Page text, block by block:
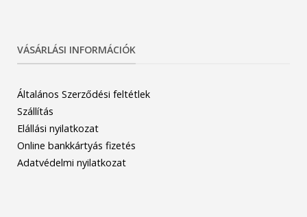
VÁSÁRLÁSI INFORMÁCIÓK
Általános Szerződési feltétlek
Szállítás
Elállási nyilatkozat
Online bankkártyás fizetés
Adatvédelmi nyilatkozat